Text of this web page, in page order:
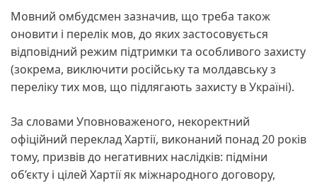
Мовний омбудсмен зазначив, що треба також
оновити і перелік мов, до яких застосовується
відповідний режим підтримки та особливого захисту
(зокрема, виключити російську та молдавську з
переліку тих мов, що підлягають захисту в Україні).
За словами Уповноваженого, некоректний
офіційний переклад Хартії, виконаний понад 20 років
тому, призвів до негативних наслідків: підміни
об’єкту і цілей Хартії як міжнародного договору,